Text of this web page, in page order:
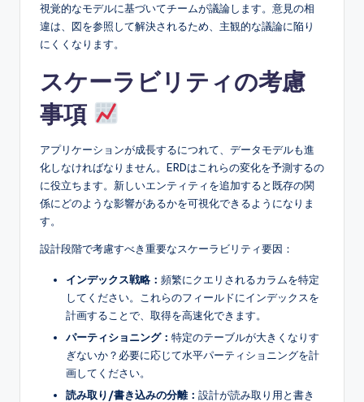
視覚的なモデルに基づいてチームが議論します。意見の相
違は、図を参照して解決されるため、主観的な議論に陥り
にくくなります。
スケーラビリティの考慮
事項
アプリケーションが成長するにつれて、データモデルも進
化しなければなりません。ERDはこれらの変化を予測するの
に役立ちます。新しいエンティティを追加すると既存の関
係にどのような影響があるかを可視化できるようになりま
す。
設計段階で考慮すべき重要なスケーラビリティ要因：
インデックス戦略： 頻繁にクエリされるカラムを特定
してください。これらのフィールドにインデックスを
計画することで、取得を高速化できます。
パーティショニング： 特定のテーブルが大きくなりす
ぎないか？必要に応じて水平パーティショニングを計
画してください。
読み取り/書き込みの分離： 設計が読み取り用と書き